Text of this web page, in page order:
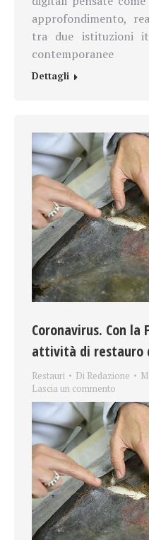
approfondimento,
tra due istituzioni
contemporanee
Dettagli
Coronavirus. Con la
attività di restauro
Restauri Di Redazione
Lascia un commento